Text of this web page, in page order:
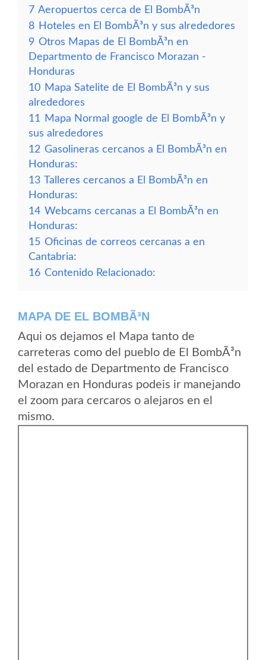
7 Aeropuertos cerca de El BombÃ³n
8 Hoteles en El BombÃ³n y sus alrededores
9 Otros Mapas de El BombÃ³n en
Departmento de Francisco Morazan -
Honduras
10 Mapa Satelite de El BombÃ³n y sus
alrededores
11
Mapa Normal google de El BombÃ³n y
sus alrededores
12 Gasolineras cercanos a El BombÃ³n en
Honduras:
13 Talleres cercanos a El BombÃ³n en
Honduras:
14 Webcams cercanas a El BombÃ³n en
Honduras:
15 Oficinas de correos cercanas a en
Cantabria:
16 Contenido Relacionado:
MAPA DE EL BOMBÃ³N
Aqui os dejamos el Mapa tanto de
carreteras como del pueblo de El BombÃ³n
del estado de Departmento de Francisco
Morazan en Honduras podeis ir manejando
el zoom para cercaros o alejaros en el
mismo.